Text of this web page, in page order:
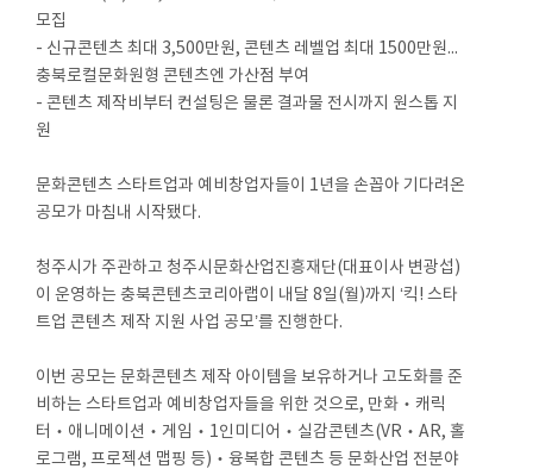
모집
- 신규콘텐츠 최대 3,500만원, 콘텐츠 레벨업 최대 1500만원...
충북로컬문화원형 콘텐츠엔 가산점 부여
- 콘텐츠 제작비부터 컨설팅은 물론 결과물 전시까지 원스톱 지
원
문화콘텐츠 스타트업과 예비창업자들이 1년을 손꼽아 기다려온
공모가 마침내 시작됐다.
청주시가 주관하고 청주시문화산업진흥재단(대표이사 변광섭)
이 운영하는 충북콘텐츠코리아랩이 내달 8일(월)까지 ‘킥! 스타
트업 콘텐츠 제작 지원 사업 공모’를 진행한다.
이번 공모는 문화콘텐츠 제작 아이템을 보유하거나 고도화를 준
비하는 스타트업과 예비창업자들을 위한 것으로, 만화‧캐릭
터‧애니메이션‧게임‧1인미디어‧실감콘텐츠(VR‧AR, 홀
로그램, 프로젝션 맵핑 등)‧융복합 콘텐츠 등 문화산업 전분야